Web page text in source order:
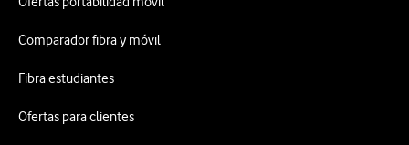
Comparador fibra y móvil
Fibra estudiantes
Ofertas para clientes